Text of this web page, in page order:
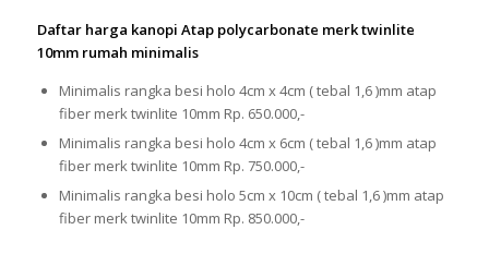
Daftar harga kanopi Atap polycarbonate merk twinlite
10mm rumah minimalis
Minimalis rangka besi holo 4cm x 4cm ( tebal 1,6 )mm atap
fiber merk twinlite 10mm Rp. 650.000,-
Minimalis rangka besi holo 4cm x 6cm ( tebal 1,6 )mm atap
fiber merk twinlite 10mm Rp. 750.000,-
Minimalis rangka besi holo 5cm x 10cm ( tebal 1,6 )mm atap
fiber merk twinlite 10mm Rp. 850.000,-